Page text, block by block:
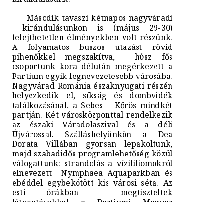
Második tavaszi kétnapos nagyváradi
kirándulásunkon is (május 29-30)
felejthetetlen élményekben volt részünk.
A folyamatos buszos utazást rövid
pihenőkkel megszakítva, hύsz fős
csoportunk kora délután megérkezett a
Partium egyik legnevezetesebb városába.
Nagyvárad Románia északnyugati részén
helyezkedik el, síkság és dombvidék
találkozásánál, a Sebes – Kőrös mindkét
partján. Két városközponttal rendelkezik
az északi Váradolaszival és a déli
Újvárossal. Szálláshelyünkön a Dea
Dorata Villában gyorsan lepakoltunk,
majd szabadidős programlehetőség közül
válogattunk: strandolás a vízililiomokról
elnevezett Nymphaea Aquaparkban és
ebéddel egybekötött kis városi séta. Az
esti órákban megtiszteltek